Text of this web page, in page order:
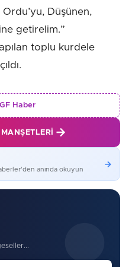
Düşünen,
getirelim.”
toplu kurdele
İGF Haber
anında okuyun